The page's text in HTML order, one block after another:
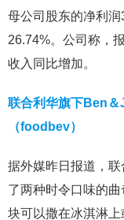
母公司股东的净利
26.74%。公司称，
收入同比增加。
联合利华旗下Ben
（foodbev）
据外媒昨日报道，联
了两种时令口味的
块可以撒在冰淇淋上